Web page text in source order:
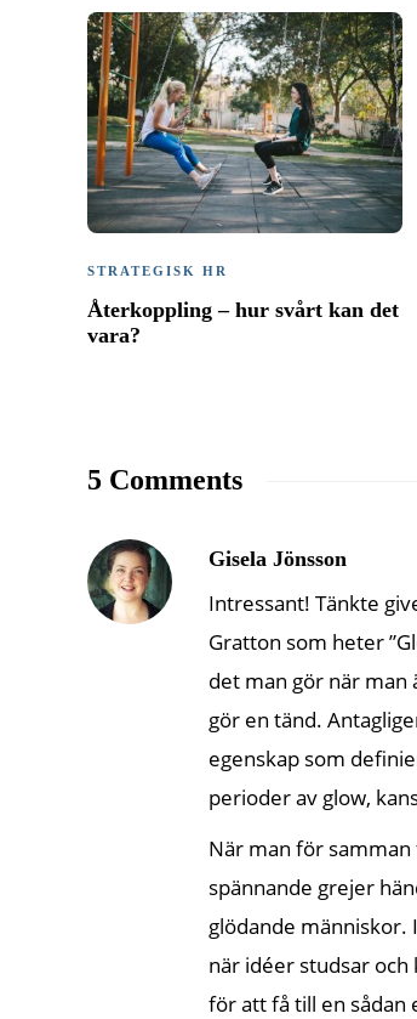
STRATEGISK HR
Återkoppling – hur svårt kan det
vara?
5 Comments
Gisela Jönsson
Intressant! Tänkte
Gratton som heter
det man gör när man
gör en tänd.
egenskap som
perioder av glow,
När man för samman
spännande grejer
glödande
när idéer studsar
för att få till en sådan